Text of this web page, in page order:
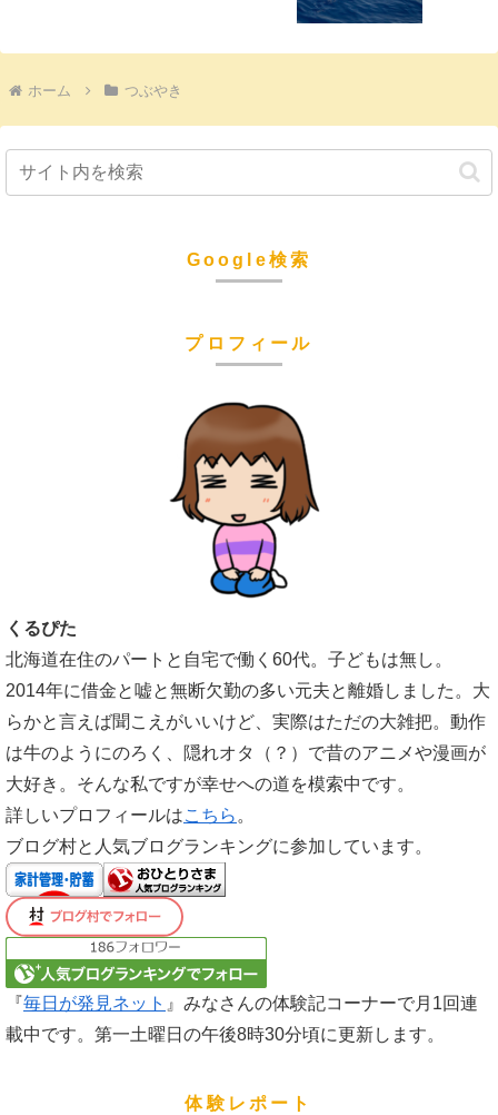
ホーム つぶやき
Google検索
プロフィール
くるぴた
北海道在住のパートと自宅で働く60代。子どもは無し。
2014年に借金と嘘と無断欠勤の多い元夫と離婚しました。大
らかと言えば聞こえがいいけど、実際はただの大雑把。動作
は牛のようにのろく、隠れオタ（？）で昔のアニメや漫画が
大好き。そんな私ですが幸せへの道を模索中です。
詳しいプロフィールはこちら 。
ブログ村と人気ブログランキングに参加しています。
『毎日が発見ネット 』みなさんの体験記コーナーで月1回連
載中です。第一土曜日の午後8時30分頃に更新します。
体験レポート